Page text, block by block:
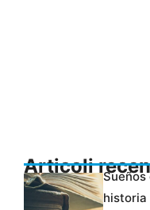
Articoli
Sueños
historia